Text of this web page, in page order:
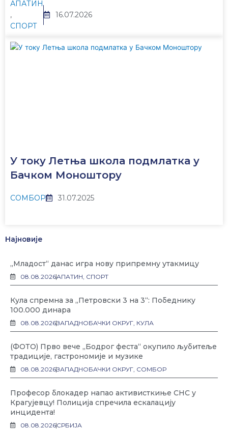
АПАТИН
,
СПОРТ
16.07.2026
У току Летња школа подмлатка у
Бачком Моноштору
СОМБОР 31.07.2025
Најновије
„Младост“ данас игра нову припремну утакмицу
08.08.2026АПАТИН, СПОРТ
Кула спремна за „Петровски 3 на 3“: Победнику
100.000 динара
08.08.2026ЗАПАДНОБАЧКИ ОКРУГ, КУЛА
(ФОТО) Прво вече „Бодрог феста“ окупило љубитеље
традиције, гастрономије и музике
08.08.2026ЗАПАДНОБАЧКИ ОКРУГ, СОМБОР
Професор блокадер напао активисткиње СНС у
Крагујевцу! Полиција спречила ескалацију
инцидента!
08.08.2026СРБИЈА